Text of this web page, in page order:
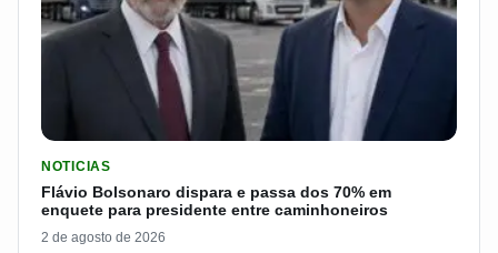
NOTICIAS
Flávio Bolsonaro dispara e passa dos 70% em
enquete para presidente entre caminhoneiros
2 de agosto de 2026